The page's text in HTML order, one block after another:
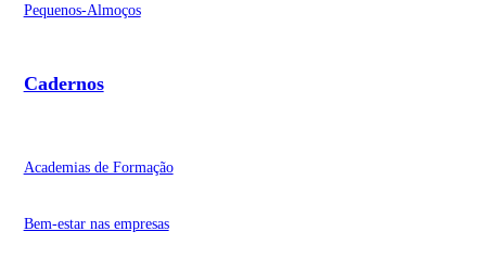
Pequenos-Almoços
Cadernos
Academias de Formação
Bem-estar nas empresas